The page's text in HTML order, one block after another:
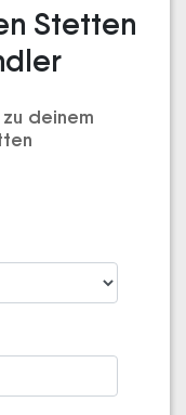
Stetten
deinem